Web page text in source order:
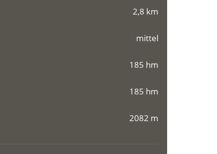
2,8 km
mittel
185 hm
185 hm
2082 m